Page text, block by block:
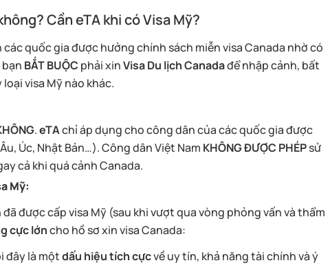
Cần eTA khi có Visa Mỹ?
quốc gia được hưởng chính sách miễn visa Canada nhờ có
bạn BẮT BUỘC phải xinVisa Du lịch Canadađể nhập cảnh, bất
visa Mỹ nào khác.
.eTAchỉ áp dụng cho công dân của các quốc gia được
Úc, Nhật Bản…). Công dân Việt Nam KHÔNG ĐƯỢC PHÉPsử
cả khi quá cảnh Canada.
Mỹ:
được cấp visa Mỹ (sau khi vượt qua vòng phỏng vấn và thẩm
cực lớncho hồ sơ xin visa Canada:
đây là mộtdấu hiệu tích cựcvề uy tín, khả năng tài chính và ý